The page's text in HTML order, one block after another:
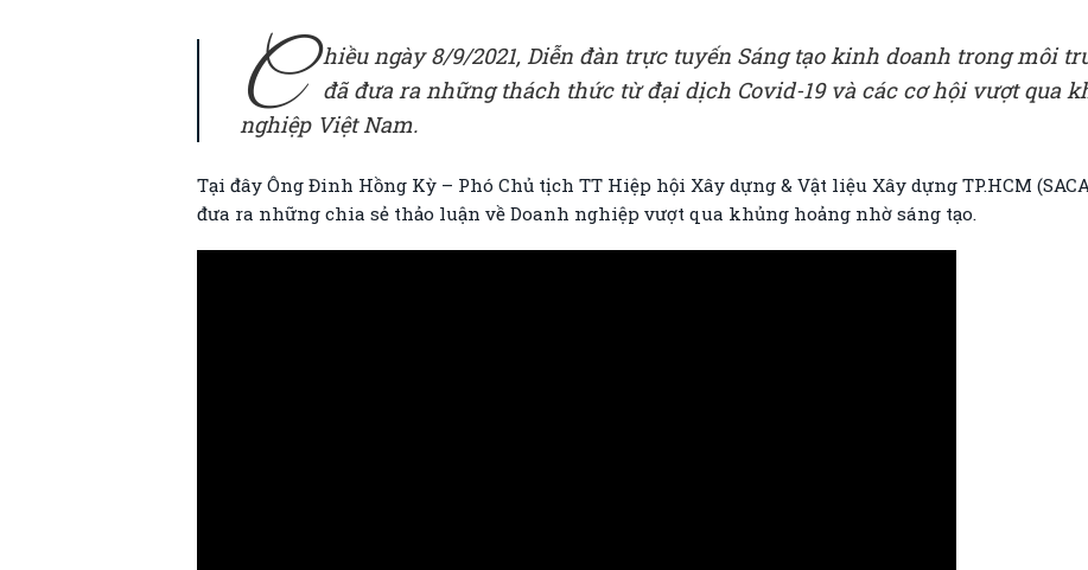
C
hiều ngày 8/9/2021, Diễn đàn trực tuyến Sáng tạo kinh doanh trong môi
đã đưa ra những thách thức từ đại dịch Covid-19 và các cơ hội vượt qua
nghiệp Việt Nam.
Tại đây Ông Đinh Hồng Kỳ – Phó Chủ tịch TT Hiệp hội Xây dựng & Vật liệu Xây dựng TP.HCM
đưa ra những chia sẻ thảo luận về Doanh nghiệp vượt qua khủng hoảng nhờ sáng tạo.